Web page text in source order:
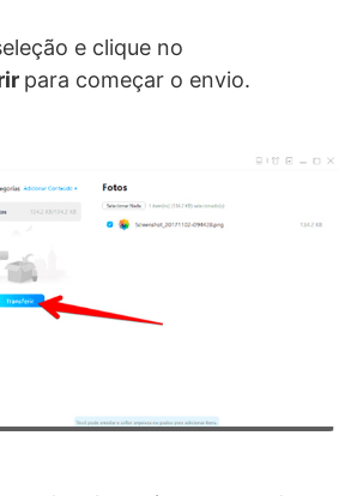
e clique no
para começar o envio.